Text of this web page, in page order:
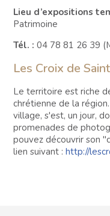
Lieu d’expositions
Patrimoine
Tél. :04 78 81 26 39
Les Croix de
Le territoire est riche
chrétienne de la
village, s'est, un jour,
promenades de
pouvez découvrir son
lien suivant :http://